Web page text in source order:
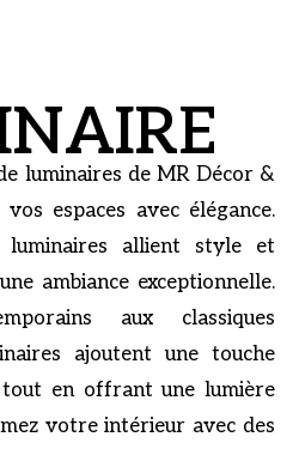
luminaires de MR Décor &
espaces avec élégance.
allient style et
ambiance exceptionnelle.
aux classiques
ajoutent une touche
en offrant une lumière
votre intérieur avec des